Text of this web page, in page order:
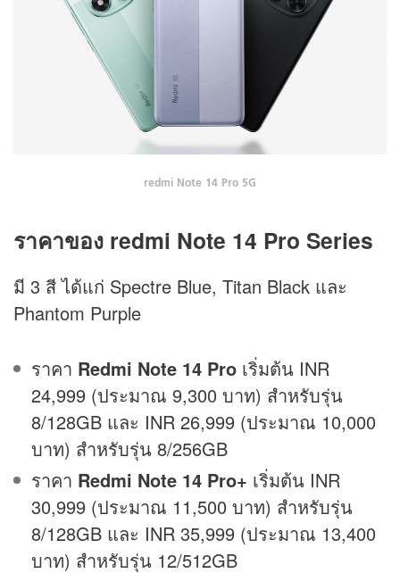
redmi Note 14 Pro 5G
ราคาของ redmi Note 14 Pro Series
มี 3 สี ได้แก่ Spectre Blue, Titan Black และ
Phantom Purple
ราคา Redmi Note 14 Pro เริ่มต้น INR
24,999 (ประมาณ 9,300 บาท) สำหรับรุ่น
8/128GB และ INR 26,999 (ประมาณ 10,000
บาท) สำหรับรุ่น 8/256GB
ราคา Redmi Note 14 Pro+ เริ่มต้น INR
30,999 (ประมาณ 11,500 บาท) สำหรับรุ่น
8/128GB และ INR 35,999 (ประมาณ 13,400
บาท) สำหรับรุ่น 12/512GB